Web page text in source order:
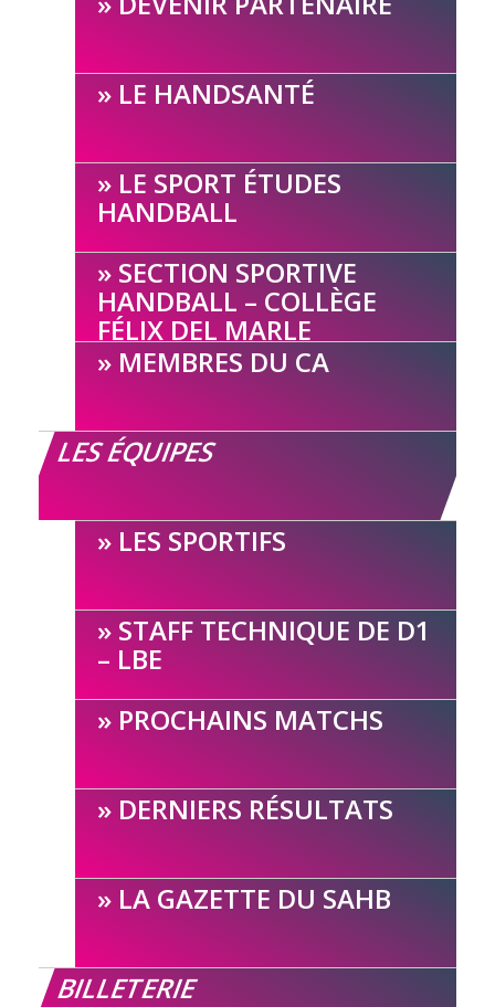
LE HANDSANTÉ
LE SPORT ÉTUDES
HANDBALL
SECTION SPORTIVE
HANDBALL – COLLÈGE
FÉLIX DEL MARLE
MEMBRES DU CA
LES ÉQUIPES
LES SPORTIFS
STAFF TECHNIQUE DE D1
– LBE
PROCHAINS MATCHS
DERNIERS RÉSULTATS
LA GAZETTE DU SAHB
BILLETERIE